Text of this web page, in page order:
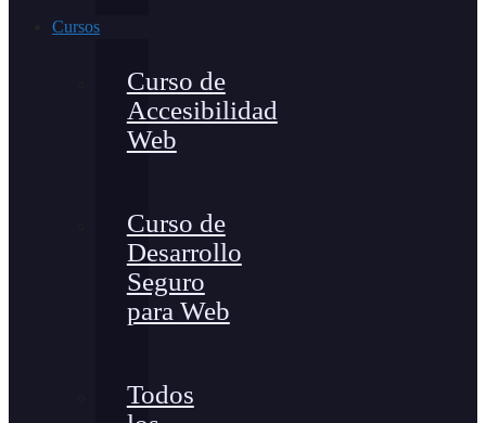
Cursos
Curso de
Accesibilidad
Web
Curso de
Desarrollo
Seguro
para Web
Todos